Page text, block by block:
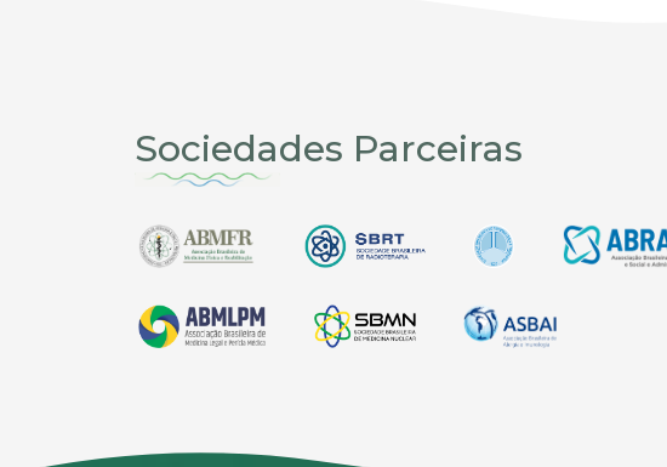
Sociedades Parceiras